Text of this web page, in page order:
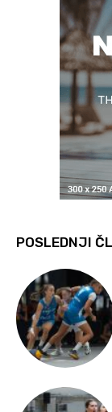
POSLEDNJI